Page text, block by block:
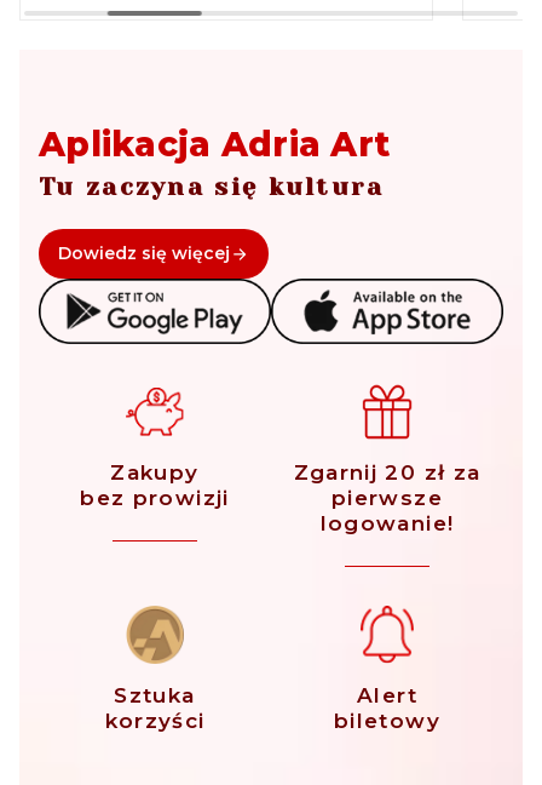
Aplikacja Adria Art
Tu zaczyna się kultura
Dowiedz się więcej
Zakupy
bez prowizji
Zgarnij 20 zł za
pierwsze
logowanie!
Sztuka
korzyści
Alert
biletowy